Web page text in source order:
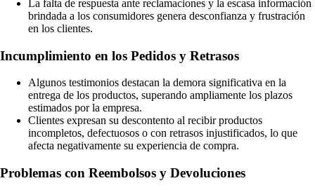
La falta de respuesta ante reclamaciones y la escasa información
brindada a los consumidores genera desconfianza y frustración
en los clientes.
Incumplimiento en los Pedidos y Retrasos
Algunos testimonios destacan la demora significativa en la
entrega de los productos, superando ampliamente los plazos
estimados por la empresa.
Clientes expresan su descontento al recibir productos
incompletos, defectuosos o con retrasos injustificados, lo que
afecta negativamente su experiencia de compra.
Problemas con Reembolsos y Devoluciones